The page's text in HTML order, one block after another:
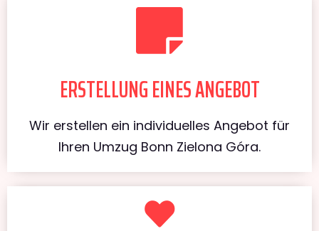
ERSTELLUNG EINES ANGEBOT
Wir erstellen ein individuelles Angebot für
Ihren Umzug Bonn Zielona Góra.